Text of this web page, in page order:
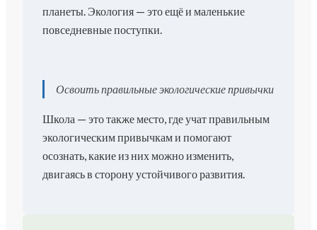
планеты. Экология — это ещё и маленькие
повседневные поступки.
Освоить правильные экологические привычки
Школа — это также место, где учат правильным
экологическим привычкам и помогают
осознать, какие из них можно изменить,
двигаясь в сторону устойчивого развития.